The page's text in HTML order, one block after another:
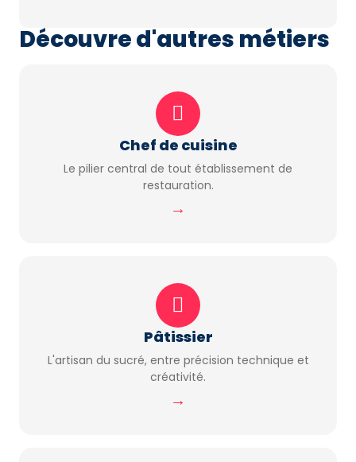
Découvre d'autres métiers
Chef de cuisine
Le pilier central de tout établissement de
restauration.
→
Pâtissier
L'artisan du sucré, entre précision technique et
créativité.
→